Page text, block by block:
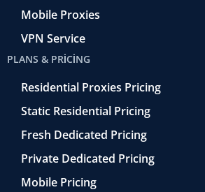
Mobile Proxies
VPN Service
PLANS & PRICING
Residential Proxies Pricing
Static Residential Pricing
Fresh Dedicated Pricing
Private Dedicated Pricing
Mobile Pricing